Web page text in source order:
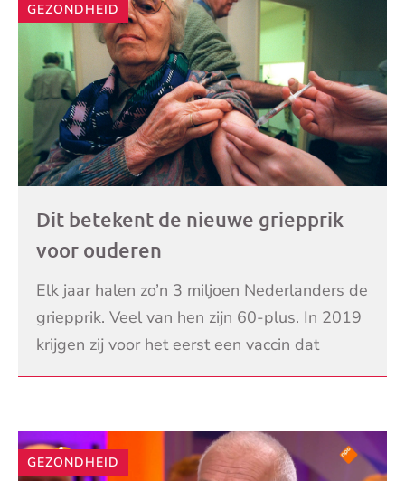
GEZONDHEID
Dit betekent de nieuwe griepprik
voor ouderen
Elk jaar halen zo’n 3 miljoen Nederlanders de
griepprik. Veel van hen zijn 60-plus. In 2019
krijgen zij voor het eerst een vaccin dat
beschermt tegen 4 virussen, in plaats van 3.
LEES VERDER
GEZONDHEID